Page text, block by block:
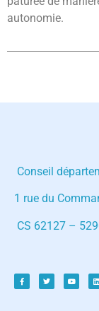
autonomie.
Conseil
1 rue du
CS 62127 –